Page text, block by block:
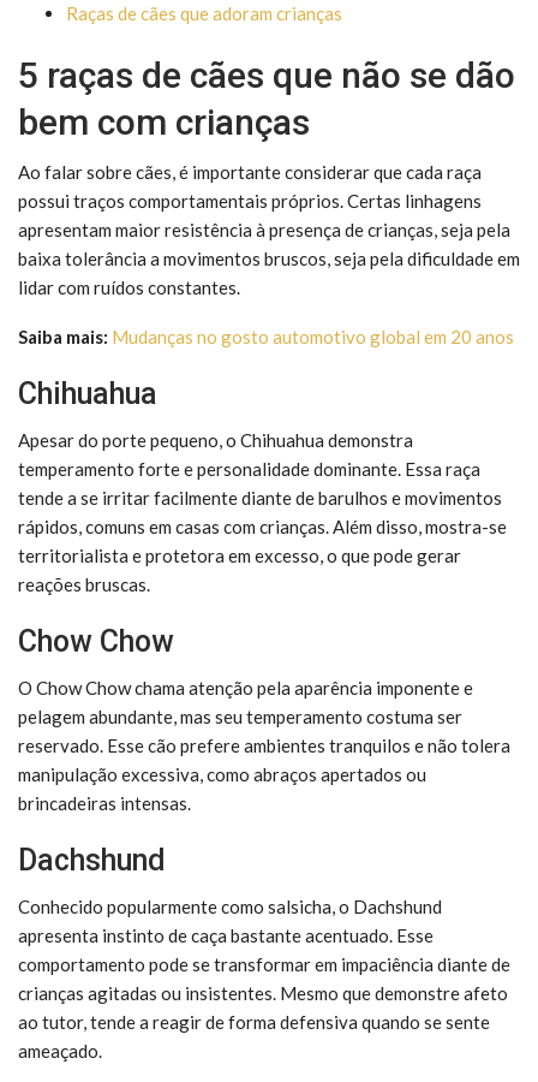
Raças de cães que adoram crianças
5 raças de cães que não se dão
bem com crianças
Ao falar sobre cães, é importante considerar que cada raça
possui traços comportamentais próprios. Certas linhagens
apresentam maior resistência à presença de crianças, seja pela
baixa tolerância a movimentos bruscos, seja pela dificuldade em
lidar com ruídos constantes.
Saiba mais: Mudanças no gosto automotivo global em 20 anos
Chihuahua
Apesar do porte pequeno, o Chihuahua demonstra
temperamento forte e personalidade dominante. Essa raça
tende a se irritar facilmente diante de barulhos e movimentos
rápidos, comuns em casas com crianças. Além disso, mostra-se
territorialista e protetora em excesso, o que pode gerar
reações bruscas.
Chow Chow
O Chow Chow chama atenção pela aparência imponente e
pelagem abundante, mas seu temperamento costuma ser
reservado. Esse cão prefere ambientes tranquilos e não tolera
manipulação excessiva, como abraços apertados ou
brincadeiras intensas.
Dachshund
Conhecido popularmente como salsicha, o Dachshund
apresenta instinto de caça bastante acentuado. Esse
comportamento pode se transformar em impaciência diante de
crianças agitadas ou insistentes. Mesmo que demonstre afeto
ao tutor, tende a reagir de forma defensiva quando se sente
ameaçado.